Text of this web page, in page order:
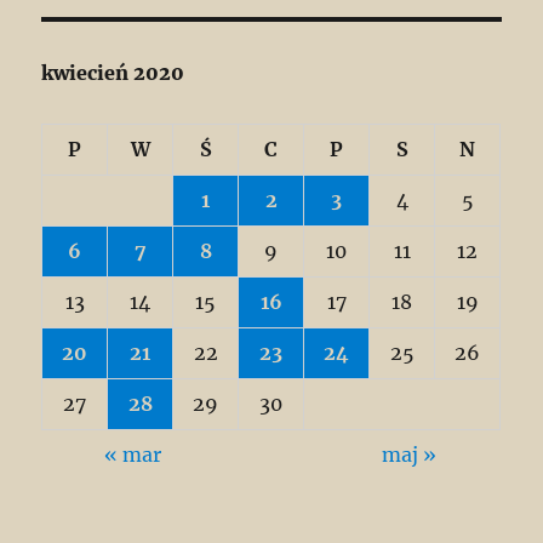
kwiecień 2020
P W Ś C P S N
1 2 3 4 5
6 7 8 9 10 11 12
13 14 15 16 17 18 19
20 21 22 23 24 25 26
27 28 29 30
« mar maj »